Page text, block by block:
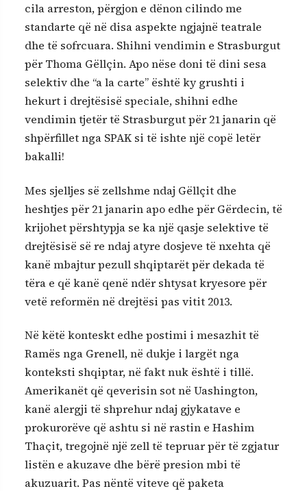
cila arreston, përgjon e dënon cilindo me
standarte që në disa aspekte ngjajnë teatrale
dhe të sofrcuara. Shihni vendimin e Strasburgut
për Thoma Gëllçin. Apo nëse doni të dini sesa
selektiv dhe “a la carte” është ky grushti i
hekurt i drejtësisë speciale, shihni edhe
vendimin tjetër të Strasburgut për 21 janarin që
shpërfillet nga SPAK si të ishte një copë letër
bakalli!
Mes sjelljes së zellshme ndaj Gëllçit dhe
heshtjes për 21 janarin apo edhe për Gërdecin, të
krijohet përshtypja se ka një qasje selektive të
drejtësisë së re ndaj atyre dosjeve të nxehta që
kanë mbajtur pezull shqiptarët për dekada të
tëra e që kanë qenë ndër shtysat kryesore për
vetë reformën në drejtësi pas vitit 2013.
Në këtë konteskt edhe postimi i mesazhit të
Ramës nga Grenell, në dukje i largët nga
konteksti shqiptar, në fakt nuk është i tillë.
Amerikanët që qeverisin sot në Uashington,
kanë alergji të shprehur ndaj gjykatave e
prokurorëve që ashtu si në rastin e Hashim
Thaçit, tregojnë një zell të tepruar për të zgjatur
listën e akuzave dhe bërë presion mbi të
akuzuarit. Pas nëntë viteve që paketa